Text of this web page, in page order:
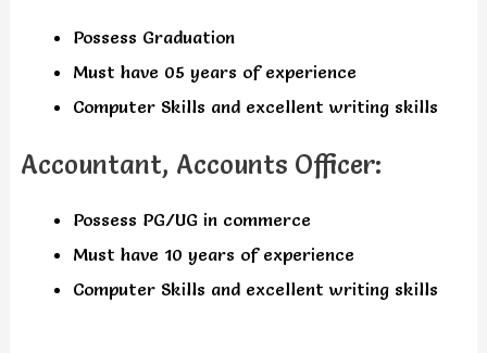
Possess Graduation
Must have 05 years of experience
Computer Skills and excellent writing skills
Accountant, Accounts Officer:
Possess PG/UG in commerce
Must have 10 years of experience
Computer Skills and excellent writing skills